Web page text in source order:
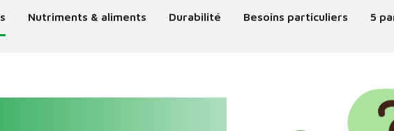
Nutriments & aliments Durabilité Besoins particuliers 5